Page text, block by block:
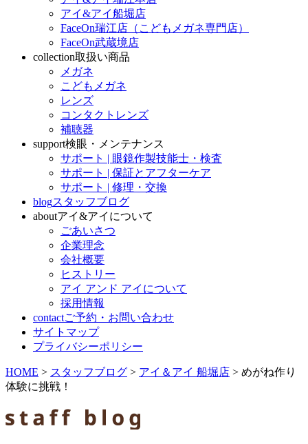
アイ&アイ船堀店
FaceOn瑞江店（こどもメガネ専門店）
FaceOn武蔵境店
collection取扱い商品
メガネ
こどもメガネ
レンズ
コンタクトレンズ
補聴器
support検眼・メンテナンス
サポート | 眼鏡作製技能士・検査
サポート | 保証とアフターケア
サポート | 修理・交換
blogスタッフブログ
aboutアイ&アイについて
ごあいさつ
企業理念
会社概要
ヒストリー
アイ アンド アイについて
採用情報
contactご予約・お問い合わせ
サイトマップ
プライバシーポリシー
HOME > スタッフブログ > アイ＆アイ 船堀店 > めがね作り
体験に挑戦！